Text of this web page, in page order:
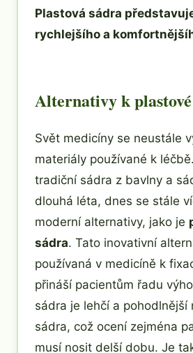
Plastová sádra
rychlejšího a
Alternativy k
Svět medicíny se neustále
materiály používané k
tradiční sádra z bavlny a
dlouhá léta, dnes se stále
moderní alternativy, jako je
sádra. Tato inovativní
používaná v medicíně k
přináší pacientům řadu
sádra je lehčí a pohodlnější
sádra, což ocení zejména
musí nosit delší dobu. Je